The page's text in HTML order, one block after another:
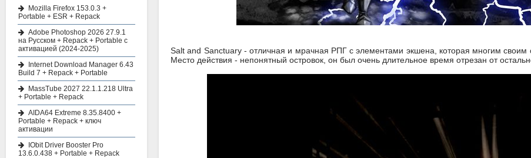
Salt and Sanctuary - отличная и мрачная РПГ с элементами экшена, которая многим своим
Место действия - непонятный островок, он был очень длительное время отрезан от
Mozilla Firefox 153.0.3 +
Portable + ESR + Repack
Adobe Photoshop 2026 27.9.1
на Русском + Repack + Portable с
активацией (2024-2025)
Internet Download Manager 6.43
Build 7 + Repack + Portable
MassTube 2027 22.1.1.218 Ultra
+ Portable + Repack
AIDA64 Extreme 8.35.8400 +
Portable + Repack + ключ
активации
IObit Driver Booster Pro
13.6.0.438 + Portable + Repack